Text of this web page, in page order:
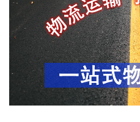
网络化运营，规模化经营，提高
力中小物流企业转型升级，围绕
系统解决方案，并提供更准确、
专业从事国内各地货物运输代理
是一家供应链一体化专业型物流
理体系，为客户提供安全可靠的
及货后的信息反馈，单据传递采